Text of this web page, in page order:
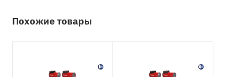
Похожие товары